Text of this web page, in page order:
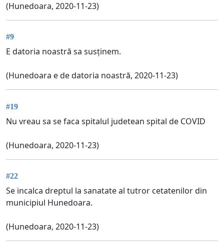
(Hunedoara, 2020-11-23)
#9
E datoria noastră sa susținem.
(Hunedoara e de datoria noastră, 2020-11-23)
#19
Nu vreau sa se faca spitalul judetean spital de COVID
(Hunedoara, 2020-11-23)
#22
Se incalca dreptul la sanatate al tutror cetatenilor din
municipiul Hunedoara.
(Hunedoara, 2020-11-23)